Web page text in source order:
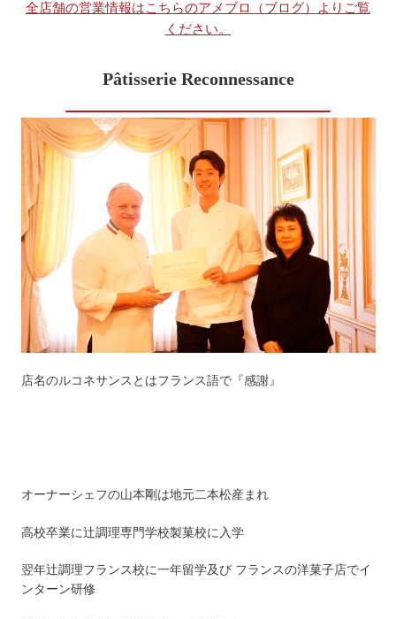
全店舗の営業情報はこちらのアメブロ（ブログ）よりご覧
ください。
Pâtisserie Reconnessance
店名のルコネサンスとはフランス語で『感謝』
オーナーシェフの山本剛は地元二本松産まれ
高校卒業に辻調理専門学校製菓校に入学
翌年辻調理フランス校に一年留学及び フランスの洋菓子店でイ
ンターン研修